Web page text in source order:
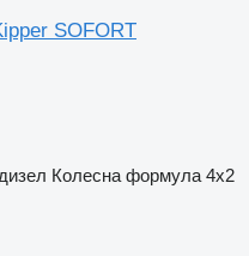
SOFORT
дизел Колесна формула 4x2